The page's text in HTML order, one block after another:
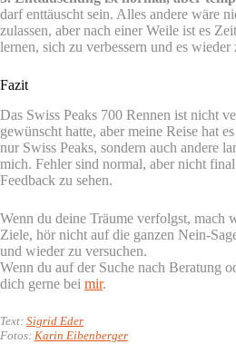
darf enttäuscht sein. Alles andere wäre
zulassen, aber nach einer Weile ist es
lernen, sich zu verbessern und es wieder
Fazit
Das Swiss Peaks 700 Rennen ist nicht
gewünscht hatte, aber meine Reise hat
nur Swiss Peaks, sondern auch andere
mich. Fehler sind normal, aber nicht
Feedback zu sehen.
Wenn du deine Träume verfolgst, mach
Ziele, hör nicht auf die ganzen Nein-
und wieder zu versuchen.
Wenn du auf der Suche nach Beratung
dich gerne bei mir.
Text: Sigrid Eder
Fotos: Karin Eibenberger